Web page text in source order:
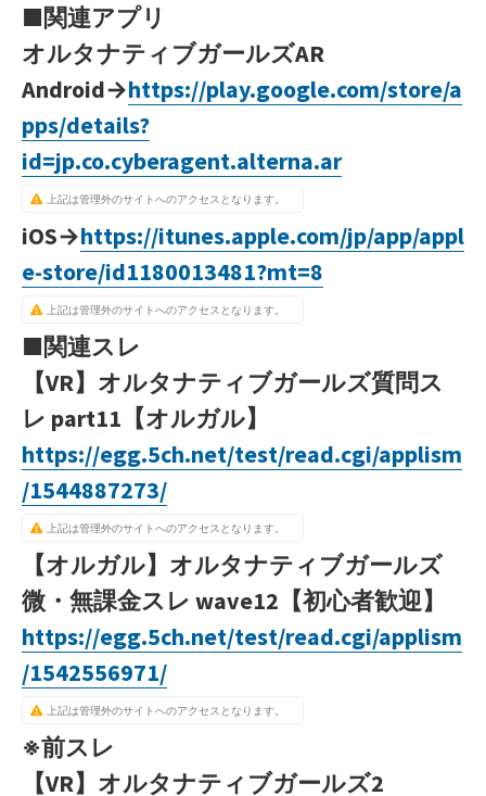
■関連アプリ
オルタナティブガールズAR
Android→https://play.google.com/store/a
pps/details?
id=jp.co.cyberagent.alterna.ar
上記は管理外のサイトへのアクセスとなります。
iOS→https://itunes.apple.com/jp/app/appl
e-store/id1180013481?mt=8
上記は管理外のサイトへのアクセスとなります。
■関連スレ
【VR】オルタナティブガールズ質問ス
レ part11【オルガル】
https://egg.5ch.net/test/read.cgi/applism
/1544887273/
上記は管理外のサイトへのアクセスとなります。
【オルガル】オルタナティブガールズ
微・無課金スレ wave12【初心者歓迎】
https://egg.5ch.net/test/read.cgi/applism
/1542556971/
上記は管理外のサイトへのアクセスとなります。
※前スレ
【VR】オルタナティブガールズ2